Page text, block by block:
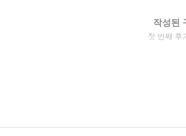
작성된
첫 번째 후